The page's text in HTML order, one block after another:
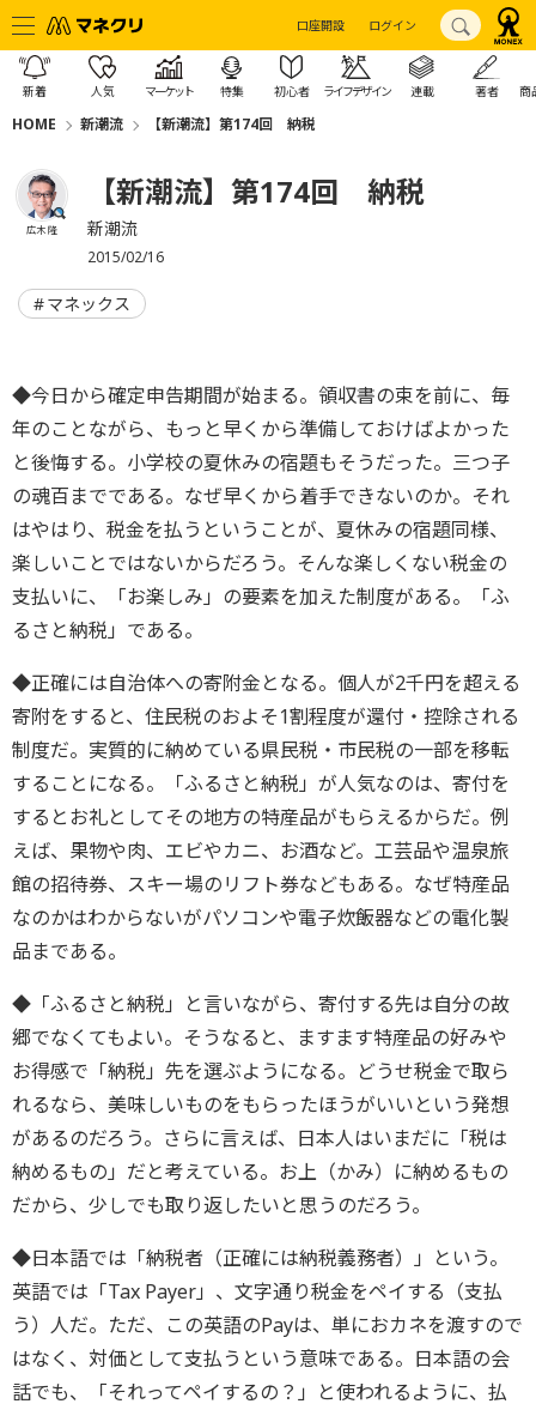
口座開設 ログイン
新着 人気 マーケット 特集 初心者 ライフデザイン 連載 著者 商
HOME 新潮流 【新潮流】第174回 納税
広木 隆
【新潮流】第174回 納税
新潮流
2015/02/16
マネックス
◆今日から確定申告期間が始まる。領収書の束を前に、毎
年のことながら、もっと早くから準備しておけばよかった
と後悔する。小学校の夏休みの宿題もそうだった。三つ子
の魂百までである。なぜ早くから着手できないのか。それ
はやはり、税金を払うということが、夏休みの宿題同様、
楽しいことではないからだろう。そんな楽しくない税金の
支払いに、「お楽しみ」の要素を加えた制度がある。「ふ
るさと納税」である。
◆正確には自治体への寄附金となる。個人が2千円を超える
寄附をすると、住民税のおよそ1割程度が還付・控除される
制度だ。実質的に納めている県民税・市民税の一部を移転
することになる。「ふるさと納税」が人気なのは、寄付を
するとお礼としてその地方の特産品がもらえるからだ。例
えば、果物や肉、エビやカニ、お酒など。工芸品や温泉旅
館の招待券、スキー場のリフト券などもある。なぜ特産品
なのかはわからないがパソコンや電子炊飯器などの電化製
品まである。
◆「ふるさと納税」と言いながら、寄付する先は自分の故
郷でなくてもよい。そうなると、ますます特産品の好みや
お得感で「納税」先を選ぶようになる。どうせ税金で取ら
れるなら、美味しいものをもらったほうがいいという発想
があるのだろう。さらに言えば、日本人はいまだに「税は
納めるもの」だと考えている。お上（かみ）に納めるもの
だから、少しでも取り返したいと思うのだろう。
◆日本語では「納税者（正確には納税義務者）」という。
英語では「Tax Payer」、文字通り税金をペイする（支払
う）人だ。ただ、この英語のPayは、単におカネを渡すので
はなく、対価として支払うという意味である。日本語の会
話でも、「それってペイするの？」と使われるように、払